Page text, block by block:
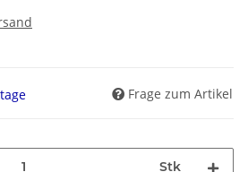
Frage zum Artikel
Stk